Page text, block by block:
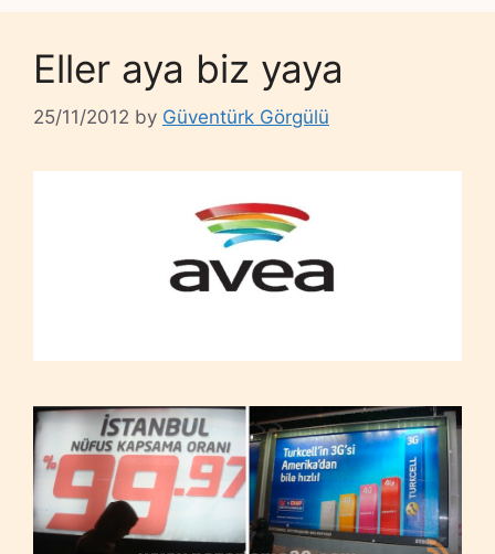
Eller aya biz yaya
25/11/2012 by Güventürk Görgülü